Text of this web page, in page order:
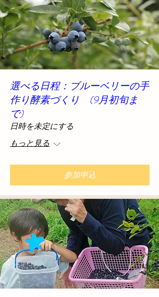
選べる日程：ブルーベリーの手
作り酵素づくり (9月初旬ま
で)
日時を未定にする
もっと見る
参加申込